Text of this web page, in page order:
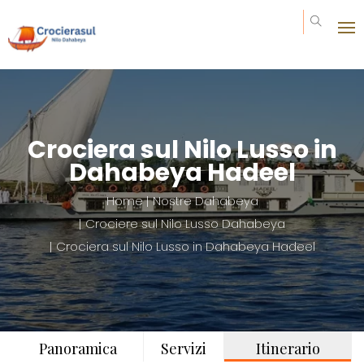
Crociera sul Nilo Lusso in
Dahabeya Hadeel
Home Nostre Dahabeya
Crociere sul Nilo Lusso Dahabeya
Crociera sul Nilo Lusso in Dahabeya Hadeel
Panoramica Servizi
Itinerario
Prezzo da : 0€